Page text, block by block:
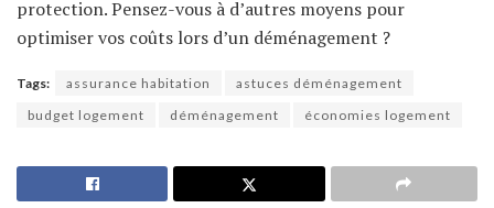
protection. Pensez-vous à d’autres moyens pour
optimiser vos coûts lors d’un déménagement ?
Tags: assurance habitation
astuces déménagement
budget logement
déménagement économies logement